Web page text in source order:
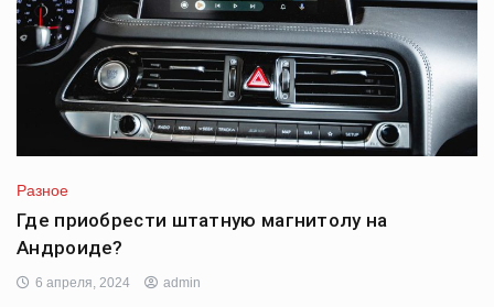
Разное
Где приобрести штатную магнитолу на
Андроиде?
6 апреля, 2024 admin